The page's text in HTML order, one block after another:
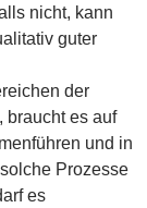
nicht, kann
guter
der
braucht es auf
und in
Prozesse
es